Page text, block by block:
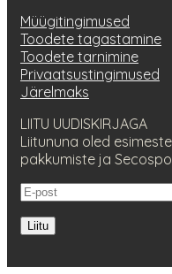
Müügitingimused
Toodete tagastamine
Toodete tarnimine
Privaatsustingimused
Järelmaks
LIITU UUDISKIRJAGA
Liitununa oled
pakkumiste ja
Liitu